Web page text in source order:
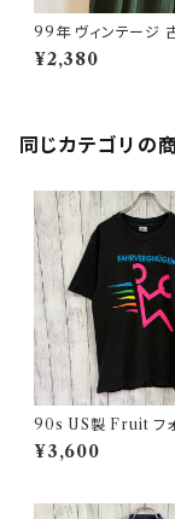
99年 ヴィンテージ
ーデン軍 サーマルニ
ジップ スウェット
¥2,380
同じカテゴリの
90s US製 Fruit フォ
ーゲン シングルステ
ヴィンテージTシャツ
¥3,600